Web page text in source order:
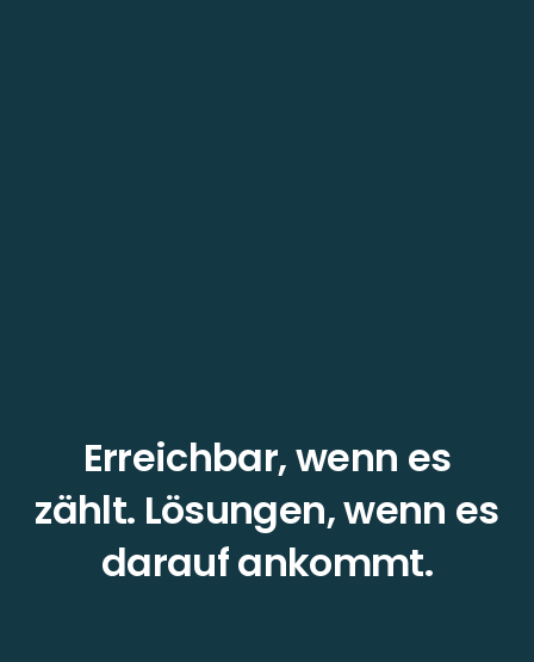
Erreichbar, wenn es
zählt. Lösungen, wenn es
darauf ankommt.